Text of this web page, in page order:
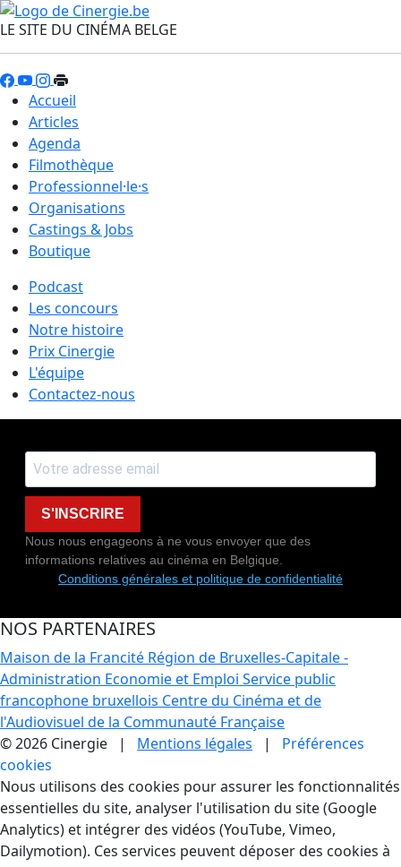
LE SITE DU CINÉMA BELGE
Accueil
Articles
Agenda
Filmothèque
Professionnel·le·s
Organisations
Castings & Jobs
Boutique
Podcast
Les concours
Notre histoire
Prix Cinergie
L'équipe
Contactez-nous
S'INSCRIRE
Nous nous engageons à ne vous envoyer que des
informations relatives au cinéma en Belgique.
Conditions générales et politique de confidentialité
NOS PARTENAIRES
Maison de la Francité Région de Bruxelles-Capitale -
Administration Economie et Emploi Service public
francophone bruxellois Centre du Cinéma et de
l'Audiovisuel de la Communauté Française
© 2026 Cinergie | Mentions légales | Préférences
cookies
Gestion des Cookies
Nous utilisons des cookies pour assurer les fonctionnalités
essentielles du site, analyser l'utilisation du site (Google
Analytics) et intégrer des vidéos (YouTube, Vimeo,
Dailymotion). Ces services peuvent déposer des cookies à